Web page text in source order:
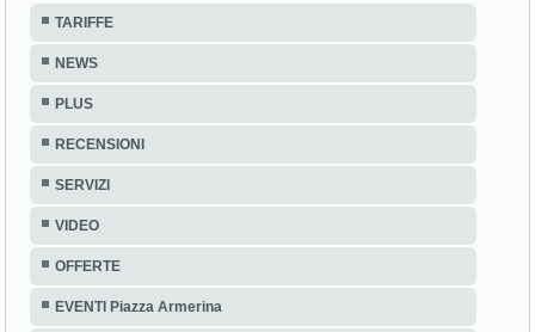
TARIFFE
NEWS
PLUS
RECENSIONI
SERVIZI
VIDEO
OFFERTE
EVENTI Piazza Armerina